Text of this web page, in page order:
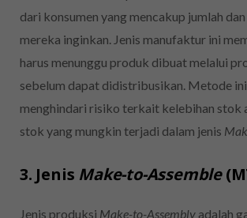
dari konsumen yang mencakup jumlah
mereka inginkan. Jenis manufaktur ini
harus menunggu produk dibuat melalui
sebelum dapat didistribusikan. Metode
menghindari risiko terkait kelebihan stok
stok yang mungkin terjadi dalam jenis
3. Jenis Make-to-Assemble
Jenis produksi Make-to-Assembly adalah